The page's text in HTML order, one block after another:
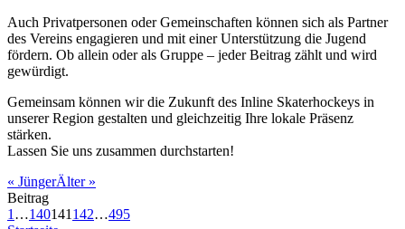
Auch Privatpersonen oder Gemeinschaften können sich als Partner
des Vereins engagieren und mit einer Unterstützung die Jugend
fördern. Ob allein oder als Gruppe – jeder Beitrag zählt und wird
gewürdigt.
Gemeinsam können wir die Zukunft des Inline Skaterhockeys in
unserer Region gestalten und gleichzeitig Ihre lokale Präsenz
stärken.
Lassen Sie uns zusammen durchstarten!
« JüngerÄlter »
Beitrag
1 …140141 142…495